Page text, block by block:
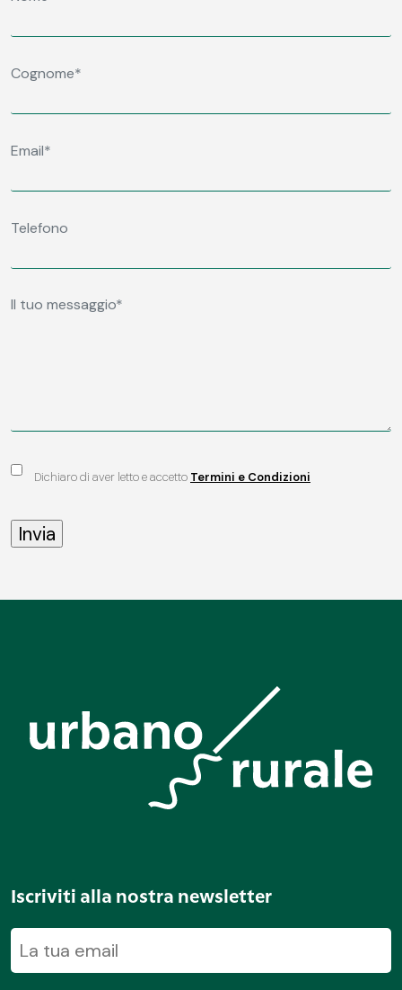
Dichiaro di aver letto e accetto Termini e Condizioni
Iscriviti alla nostra newsletter